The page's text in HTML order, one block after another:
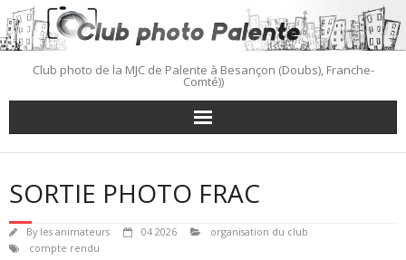
Skip
to
content
Club photo de la MJC de Palente à Besançon (Doubs), Franche-
Comté))
SORTIE PHOTO FRAC
By les animateurs 04 2026
organisation du club
compte rendu